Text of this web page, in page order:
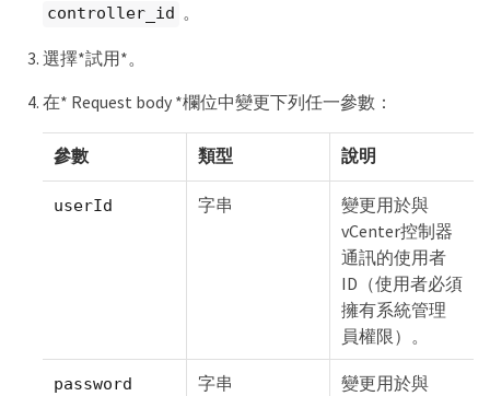
controller_id 。
選擇*試用*。
在* Request body *欄位中變更下列任一參數：
參數 類型 說明
userId 字串
變更用於與
vCenter控制器
通訊的使用者
ID（使用者必須
擁有系統管理
員權限）。
password 字串
變更用於與